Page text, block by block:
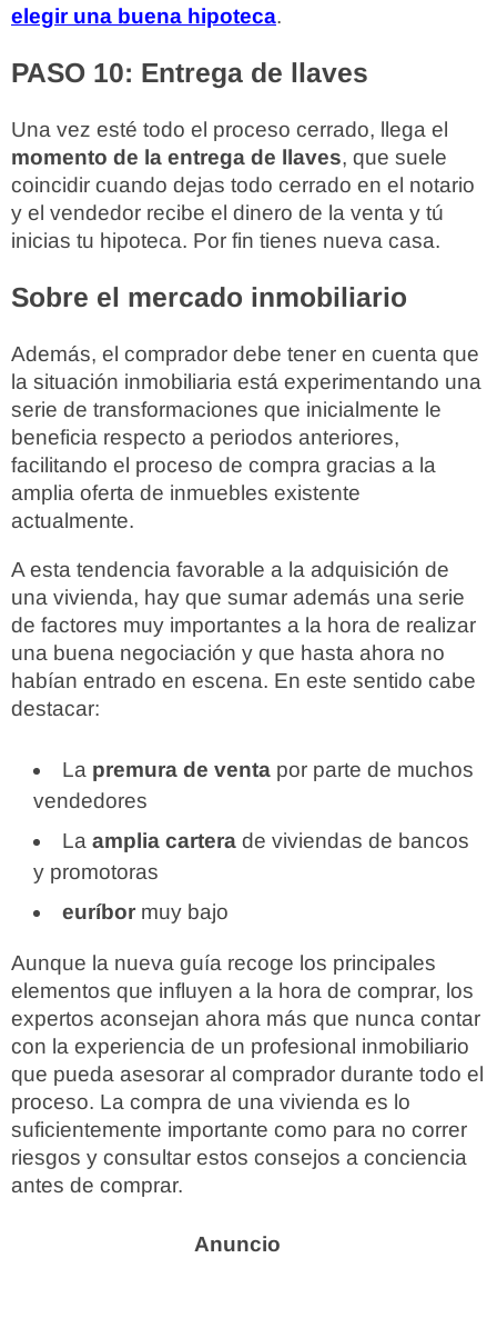
elegir una buena hipoteca.
PASO 10: Entrega de llaves
Una vez esté todo el proceso cerrado, llega el
momento de la entrega de llaves, que suele
coincidir cuando dejas todo cerrado en el notario
y el vendedor recibe el dinero de la venta y tú
inicias tu hipoteca. Por fin tienes nueva casa.
Sobre el mercado inmobiliario
Además, el comprador debe tener en cuenta que
la situación inmobiliaria está experimentando una
serie de transformaciones que inicialmente le
beneficia respecto a periodos anteriores,
facilitando el proceso de compra gracias a la
amplia oferta de inmuebles existente
actualmente.
A esta tendencia favorable a la adquisición de
una vivienda, hay que sumar además una serie
de factores muy importantes a la hora de realizar
una buena negociación y que hasta ahora no
habían entrado en escena. En este sentido cabe
destacar:
La premura de venta por parte de muchos
vendedores
La amplia cartera de viviendas de bancos
y promotoras
euríbor muy bajo
Aunque la nueva guía recoge los principales
elementos que influyen a la hora de comprar, los
expertos aconsejan ahora más que nunca contar
con la experiencia de un profesional inmobiliario
que pueda asesorar al comprador durante todo el
proceso. La compra de una vivienda es lo
suficientemente importante como para no correr
riesgos y consultar estos consejos a conciencia
antes de comprar.